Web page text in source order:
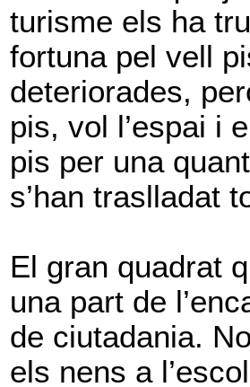
turisme els ha
fortuna pel vell
deteriorades,
pis, vol l’espai i
pis per una
s’han traslladat
El gran quadrat
una part de
de ciutadania.
els nens a